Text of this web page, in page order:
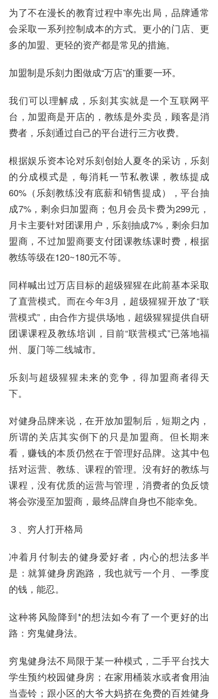
为了不在漫长的教育过程中率先出局，品牌通常
会采取一系列控制成本的方式。更小的门店、更
多的加盟、更轻的资产都是常见的措施。
加盟制是乐刻力图做成“万店”的重要一环。
我们可以理解成，乐刻其实就是一个互联网平
台，加盟商是开店的，教练是外卖员，顾客是消
费者，乐刻通过自己的平台进行三方收费。
根据娱乐资本论对乐刻创始人夏冬的采访，乐刻
的分成模式是，每消耗一节私教课，教练提成
60%（乐刻教练没有底薪和销售提成），平台抽
成7%，剩余归加盟商；包月会员卡费为299元，
月卡主要针对团课用户，乐刻抽成7%，剩余归加
盟商，不过加盟商要支付团课教练课时费，根据
教练等级在120~180元不等。
同样喊出过万店目标的超级猩猩在此前基本采取
了直营模式。而在今年3月，超级猩猩开放了“联
营模式”，由合作方提供场地，超级猩猩提供自研
团课课程及教练培训，目前“联营模式”已落地福
州、厦门等二线城市。
乐刻与超级猩猩未来的竞争，得加盟商者得天
下。
对健身品牌来说，在开放加盟制后，短期之内，
所谓的关店其实倒下的只是加盟商。但长期来
看，赚钱的本质仍然在于管理好品牌。这其中包
括对运营、教练、课程的管理。没有好的教练与
课程，没有优质的运营与管理，消费者的负反馈
将会弥漫至加盟商，最终品牌自身也不能幸免。
３、穷人打开格局
冲着月付制去的健身爱好者，内心的想法多半
是：就算健身房跑路，我也就亏一个月、一季度
的钱，能忍。
这种将风险降到*的想法如今有了一个更好的出
路：穷鬼健身法。
穷鬼健身法不局限于某一种模式，二手平台找大
学生预约校园健身房；在家用桶装水或者食用油
当壶铃；跟小区的大爷大妈挤在免费的百姓健身